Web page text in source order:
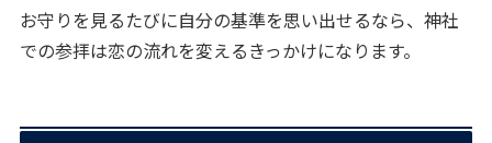
お守りを見るたびに自分の基準を思い出せるなら、神社
での参拝は恋の流れを変えるきっかけになります。